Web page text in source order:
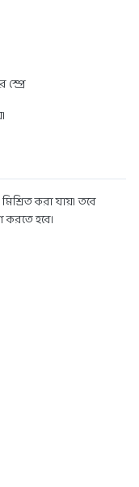
করা যায়। তবে
হবে।